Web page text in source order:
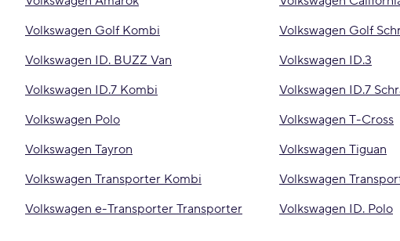
Volkswagen Golf Kombi
Volkswagen Golf
Volkswagen ID. BUZZ Van
Volkswagen ID.3
Volkswagen ID.7 Kombi
Volkswagen ID.7
Volkswagen Polo
Volkswagen T-Cross
Volkswagen Tayron
Volkswagen Tiguan
Volkswagen Transporter Kombi
Volkswagen
Volkswagen e-Transporter Transporter
Volkswagen ID. Polo